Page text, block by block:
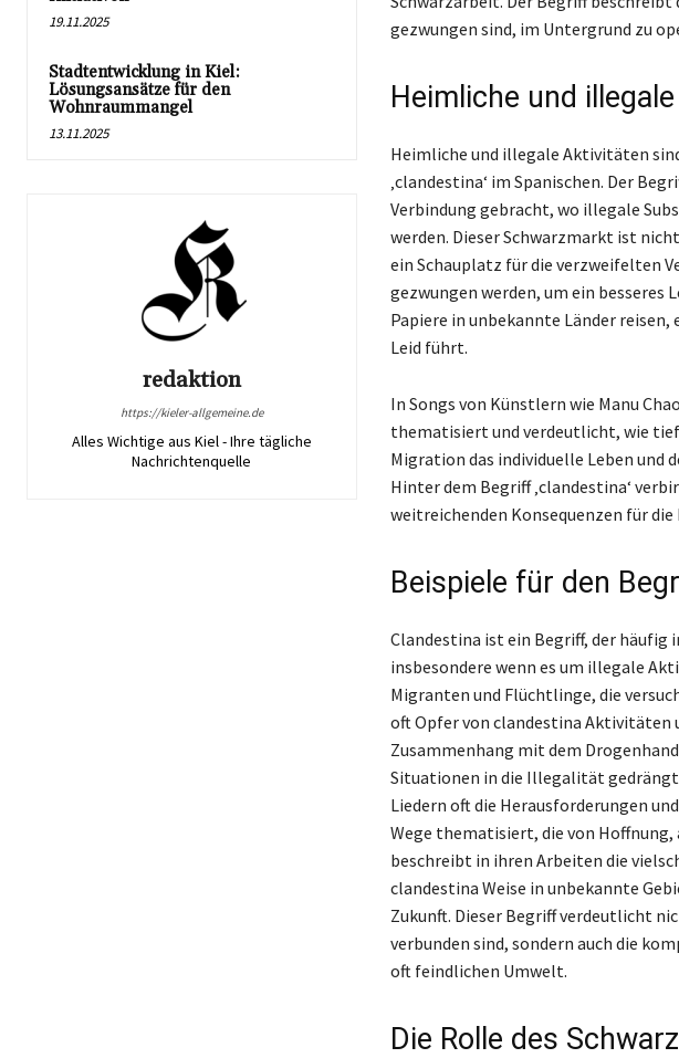
19.11.2025
Stadtentwicklung in Kiel:
Lösungsansätze für den
Wohnraummangel
13.11.2025
redaktion
https://kieler-allgemeine.de
Alles Wichtige aus Kiel - Ihre tägliche
Nachrichtenquelle
gezwungen sind, im Untergrund zu
Heimliche und
Heimliche und illegale Aktivitäten
‚clandestina‘ im Spanischen. Der
Verbindung gebracht, wo illegale
werden. Dieser Schwarzmarkt ist
ein Schauplatz für die verzweifelten
gezwungen werden, um ein besseres
Papiere in unbekannte Länder reisen,
Leid führt.
In Songs von Künstlern wie Manu
thematisiert und verdeutlicht, wie
Migration das individuelle Leben und
Hinter dem Begriff ‚clandestina‘
weitreichenden Konsequenzen für
Beispiele für den
Clandestina ist ein Begriff, der häufig
insbesondere wenn es um illegale
Migranten und Flüchtlinge, die
oft Opfer von clandestina Aktivitäten
Zusammenhang mit dem
Situationen in die Illegalität gedrängt
Liedern oft die Herausforderungen
Wege thematisiert, die von Hoffnung,
beschreibt in ihren Arbeiten die
clandestina Weise in unbekannte
Zukunft. Dieser Begriff verdeutlicht
verbunden sind, sondern auch die
oft feindlichen Umwelt.
Die Rolle des